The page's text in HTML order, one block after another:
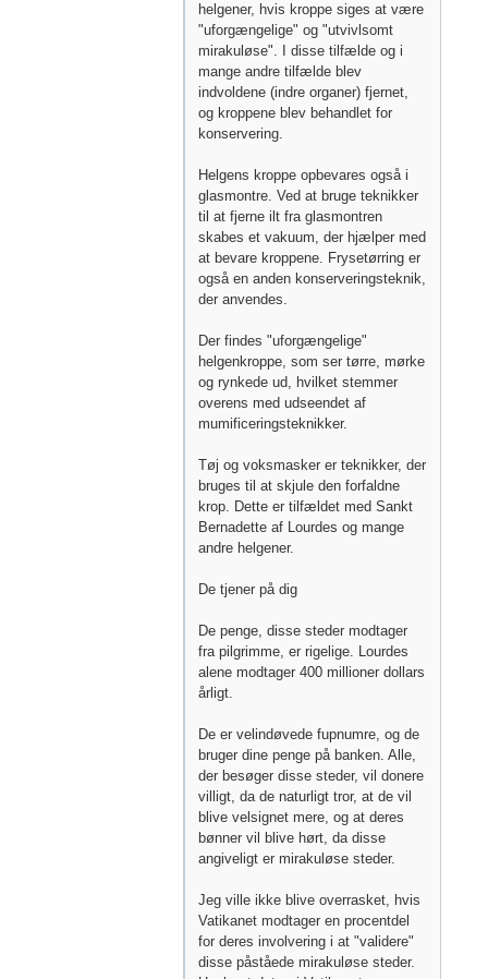
helgener, hvis kroppe siges at være
"uforgængelige" og "utvivlsomt
mirakuløse". I disse tilfælde og i
mange andre tilfælde blev
indvoldene (indre organer) fjernet,
og kroppene blev behandlet for
konservering.
Helgens kroppe opbevares også i
glasmontre. Ved at bruge teknikker
til at fjerne ilt fra glasmontren
skabes et vakuum, der hjælper med
at bevare kroppene. Frysetørring er
også en anden konserveringsteknik,
der anvendes.
Der findes "uforgængelige"
helgenkroppe, som ser tørre, mørke
og rynkede ud, hvilket stemmer
overens med udseendet af
mumificeringsteknikker.
Tøj og voksmasker er teknikker, der
bruges til at skjule den forfaldne
krop. Dette er tilfældet med Sankt
Bernadette af Lourdes og mange
andre helgener.
De tjener på dig
De penge, disse steder modtager
fra pilgrimme, er rigelige. Lourdes
alene modtager 400 millioner dollars
årligt.
De er velindøvede fupnumre, og de
bruger dine penge på banken. Alle,
der besøger disse steder, vil donere
villigt, da de naturligt tror, ​​at de vil
blive velsignet mere, og at deres
bønner vil blive hørt, da disse
angiveligt er mirakuløse steder.
Jeg ville ikke blive overrasket, hvis
Vatikanet modtager en procentdel
for deres involvering i at "validere"
disse påståede mirakuløse steder.